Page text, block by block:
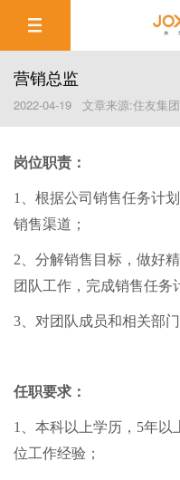
营销总监
2022-04-19 文章来源:住友集
岗位职责：
1、根据公司销售任务计
销售渠道；
2、分解销售目标，做好
团队工作，完成销售任务
3、对团队成员和相关部
任职要求：
1、本科以上学历，5年以
位工作经验；